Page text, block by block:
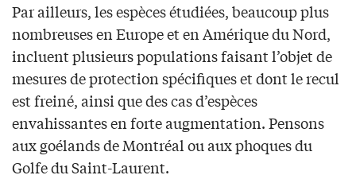
Par ailleurs, les espèces étudiées, beaucoup plus
nombreuses en Europe et en Amérique du Nord,
incluent plusieurs populations faisant l’objet de
mesures de protection spécifiques et dont le recul
est freiné, ainsi que des cas d’espèces
envahissantes en forte augmentation. Pensons
aux goélands de Montréal ou aux phoques du
Golfe du Saint-Laurent.